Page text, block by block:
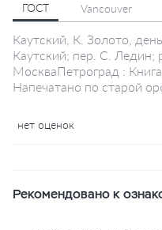
ГОСТ Vancouver
Каутский, К. Золото,
Каутский; пер. С.
МоскваПетроград :
Напечатано по старой
нет оценок
Рекомендовано к